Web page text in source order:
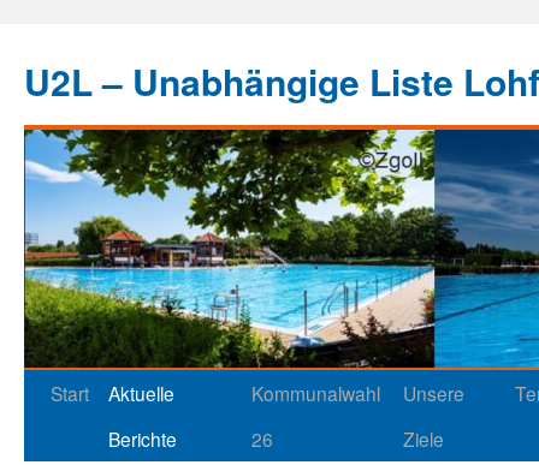
U2L – Unabhängige Liste
Start
Aktuelle
Berichte
Kommunalwahl
26
Unsere
Ziele